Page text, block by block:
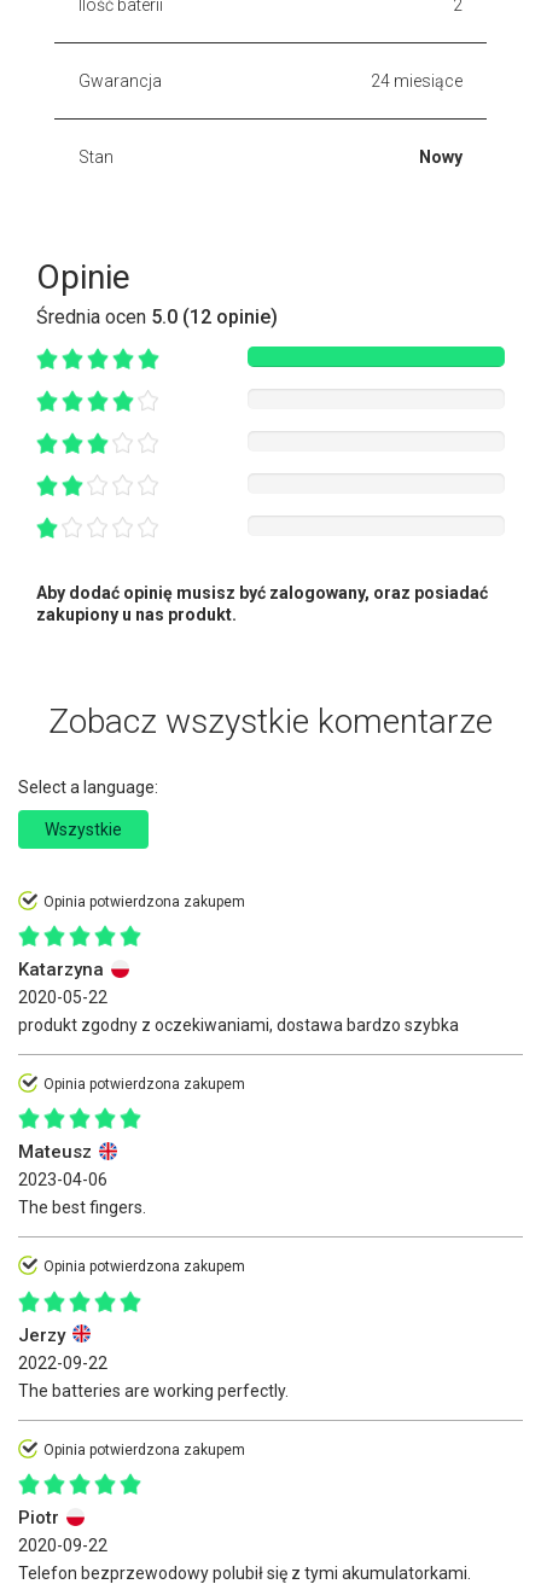
Ilość baterii 2
Gwarancja 24 miesiące
Stan Nowy
Opinie
Średnia ocen 5.0 (12 opinie)
Aby dodać opinię musisz być zalogowany, oraz posiadać
zakupiony u nas produkt.
Zobacz wszystkie komentarze
Select a language:
Wszystkie
Opinia potwierdzona zakupem
Katarzyna
2020-05-22
produkt zgodny z oczekiwaniami, dostawa bardzo szybka
Opinia potwierdzona zakupem
Mateusz
2023-04-06
The best fingers.
Opinia potwierdzona zakupem
Jerzy
2022-09-22
The batteries are working perfectly.
Opinia potwierdzona zakupem
Piotr
2020-09-22
Telefon bezprzewodowy polubił się z tymi akumulatorkami.